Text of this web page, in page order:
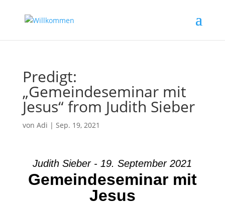
Predigt:
„Gemeindeseminar mit
Jesus“ from Judith Sieber
von Adi | Sep. 19, 2021
Judith Sieber - 19. September 2021
Gemeindeseminar mit
Jesus